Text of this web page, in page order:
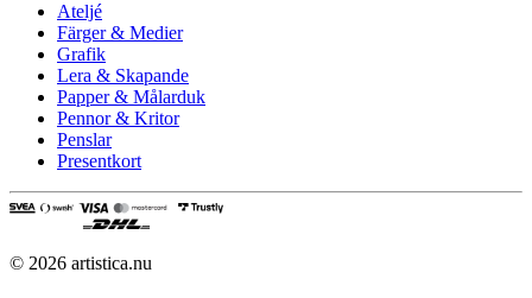
Ateljé
Färger & Medier
Grafik
Lera & Skapande
Papper & Målarduk
Pennor & Kritor
Penslar
Presentkort
© 2026 artistica.nu